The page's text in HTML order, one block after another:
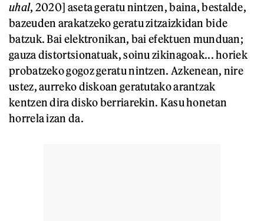
uhal, 2020] aseta geratu nintzen, baina, bestalde,
bazeuden arakatzeko geratu zitzaizkidan bide
batzuk. Bai elektronikan, bai efektuen munduan;
gauza distortsionatuak, soinu zikinagoak... horiek
probatzeko gogoz geratu nintzen. Azkenean, nire
ustez, aurreko diskoan geratutako arantzak
kentzen dira disko berriarekin. Kasu honetan
horrela izan da.